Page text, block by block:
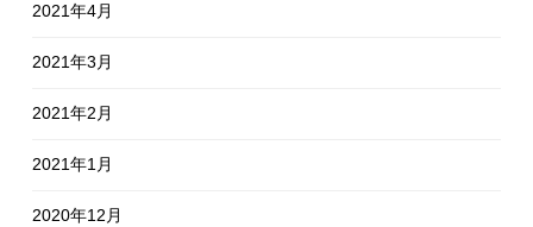
2021年4月
2021年3月
2021年2月
2021年1月
2020年12月